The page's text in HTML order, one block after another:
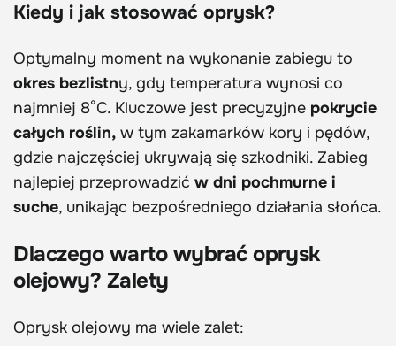
Kiedy i jak stosować oprysk?
Optymalny moment na wykonanie zabiegu to
okres bezlistny, gdy temperatura wynosi co
najmniej 8°C. Kluczowe jest precyzyjne pokrycie
całych roślin, w tym zakamarków kory i pędów,
gdzie najczęściej ukrywają się szkodniki. Zabieg
najlepiej przeprowadzić w dni pochmurne i
suche, unikając bezpośredniego działania słońca.
Dlaczego warto wybrać oprysk
olejowy? Zalety
Oprysk olejowy ma wiele zalet: